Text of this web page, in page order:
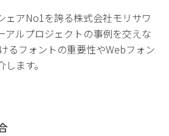
ェアNo1を誇る株式会社モリサワ
アルプロジェクトの事例を交えな
るフォントの重要性やWebフォン
ます。